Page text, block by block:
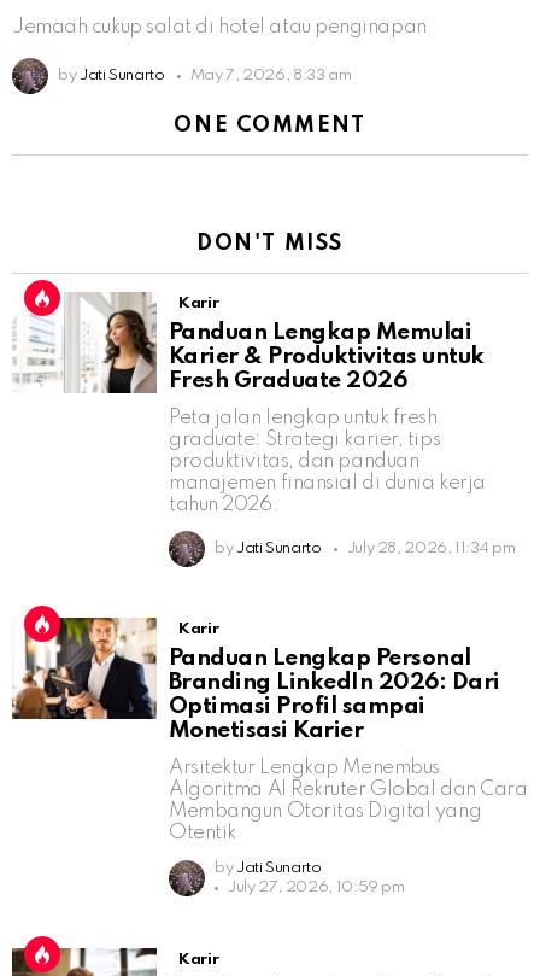
Jemaah cukup salat di hotel atau penginapan
by Jati Sunarto May 7, 2026, 8:33 am
ONE COMMENT
DON'T MISS
Karir
Panduan Lengkap Memulai
Karier & Produktivitas untuk
Fresh Graduate 2026
Peta jalan lengkap untuk fresh
graduate: Strategi karier, tips
produktivitas, dan panduan
manajemen finansial di dunia kerja
tahun 2026.
by Jati Sunarto July 28, 2026, 11:34 pm
Karir
Panduan Lengkap Personal
Branding LinkedIn 2026: Dari
Optimasi Profil sampai
Monetisasi Karier
Arsitektur Lengkap Menembus
Algoritma AI Rekruter Global dan Cara
Membangun Otoritas Digital yang
Otentik
by Jati Sunarto
July 27, 2026, 10:59 pm
Karir